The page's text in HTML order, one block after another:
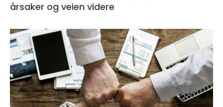
årsaker og veien videre